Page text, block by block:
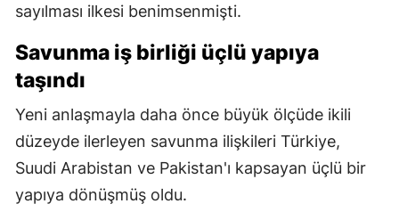
sayılması ilkesi benimsenmişti.
Savunma iş birliği üçlü yapıya
taşındı
Yeni anlaşmayla daha önce büyük ölçüde ikili
düzeyde ilerleyen savunma ilişkileri Türkiye,
Suudi Arabistan ve Pakistan'ı kapsayan üçlü bir
yapıya dönüşmüş oldu.